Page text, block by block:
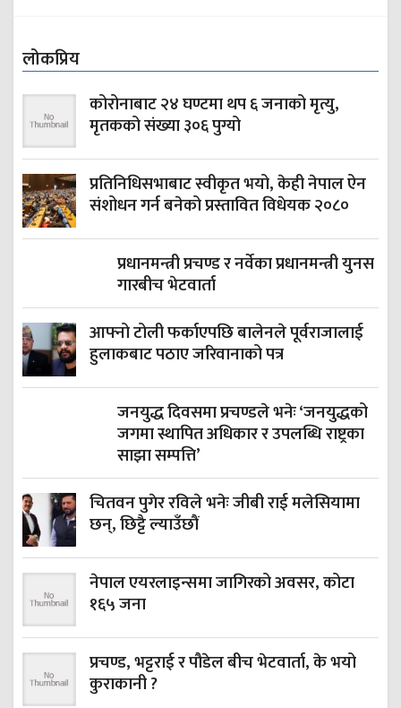
लोकप्रिय
कोरोनाबाट २४ घण्टमा थप ६ जनाको मृत्यु,
मृतकको संख्या ३०६ पुग्यो
प्रतिनिधिसभाबाट स्वीकृत भयो, केही नेपाल ऐन
संशोधन गर्न बनेको प्रस्तावित विधेयक २०८०
प्रधानमन्त्री प्रचण्ड र नर्वेका प्रधानमन्त्री युनस
गारबीच भेटवार्ता
आफ्नो टोली फर्काएपछि बालेनले पूर्वराजालाई
हुलाकबाट पठाए जरिवानाको पत्र
जनयुद्ध दिवसमा प्रचण्डले भनेः ‘जनयुद्धको
जगमा स्थापित अधिकार र उपलब्धि राष्ट्रका
साझा सम्पत्ति’
चितवन पुगेर रविले भनेः जीबी राई मलेसियामा
छन्, छिट्टै ल्याउँछौं
नेपाल एयरलाइन्समा जागिरको अवसर, कोटा
१६५ जना
प्रचण्ड, भट्टराई र पौडेल बीच भेटवार्ता, के भयो
कुराकानी ?